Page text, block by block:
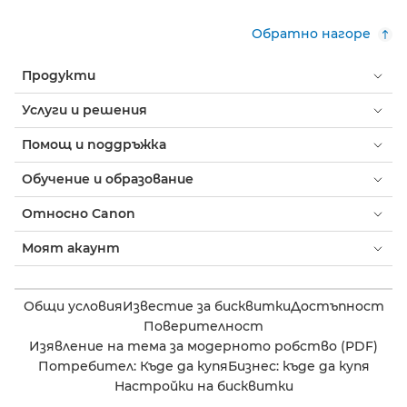
Обратно нагоре
Продукти
Услуги и решения
Помощ и поддръжка
Обучение и образование
Относно Canon
Моят акаунт
Общи условияИзвестие за бисквиткиДостъпност
Поверителност
Изявление на тема за модерното робство (PDF)
Потребител: Къде да купяБизнес: къде да купя
Настройки на бисквитки